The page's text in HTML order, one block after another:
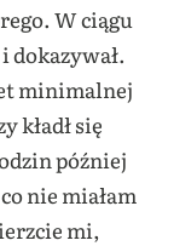
W ciągu
dokazywał.
minimalnej
kładł się
później
nie miałam
mi,